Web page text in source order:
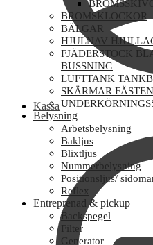
Kassa
BROMSKLOCKOR
BÄLGAR
HJULNAV
FJÄDERSTOCK
BUSSNING
LUFTTANK
SKÄRMAR
Belysning
Arbetsbelysning
Bakljus
Blixtljus
Nummerbelysning
Positionsljus/
Reflex
Entreprenad & pickup
Backspegel
Filter
Generator